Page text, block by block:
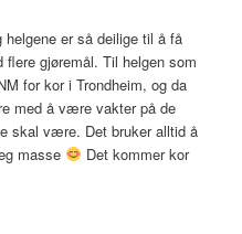
helgene er så deilige til å få
gjøremål. Til helgen som
for kor i Trondheim, og da
med å være vakter på de
skal være. Det bruker alltid å
masse
Det kommer kor